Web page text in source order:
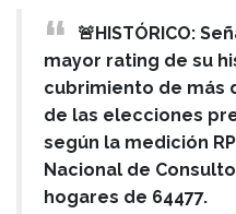
🚨HISTÓRICO:
mayor rating de su
cubrimiento de más
de las elecciones
según la medición
Nacional de
hogares de 64477.